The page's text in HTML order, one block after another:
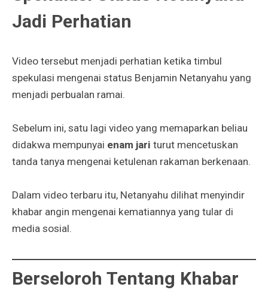
Jadi Perhatian
Video tersebut menjadi perhatian ketika timbul
spekulasi mengenai status Benjamin Netanyahu yang
menjadi perbualan ramai.
Sebelum ini, satu lagi video yang memaparkan beliau
didakwa mempunyai enam jari turut mencetuskan
tanda tanya mengenai ketulenan rakaman berkenaan.
Dalam video terbaru itu, Netanyahu dilihat menyindir
khabar angin mengenai kematiannya yang tular di
media sosial.
Berseloroh Tentang Khabar